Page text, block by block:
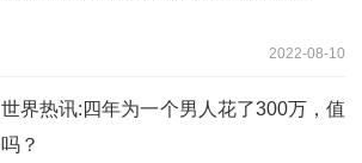
2022-08-10
世界热讯:四年为一个男人花了300万，值
吗？